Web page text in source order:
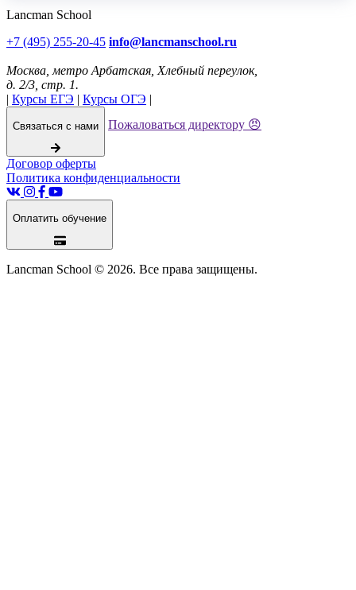
Lancman School
+7 (495) 255-20-45 info@lancmanschool.ru
Москва , метро Арбатская, Хлебный переулок,
д. 2/3, стр. 1.
| Курсы ЕГЭ | Курсы ОГЭ |
Связаться с нами Пожаловаться директору 😠
Договор оферты
Политика конфиденциальности
Оплатить обучение
Lancman School © 2026. Все права защищены.